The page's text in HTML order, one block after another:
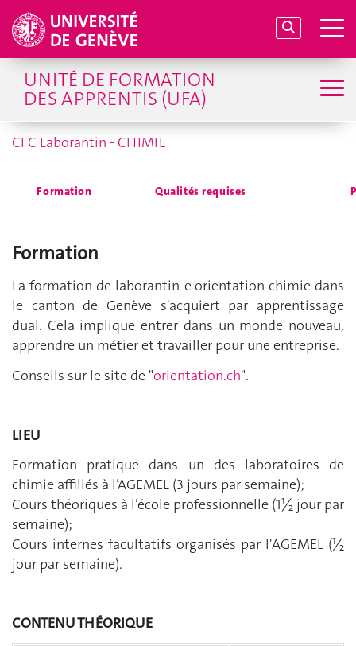
UNITÉ DE FORMATION
DES APPRENTIS (UFA)
CFC Laborantin - CHIMIE
Formation Qualités requises
Formation
La formation de laborantin-e orientation chimie dans
le canton de Genève s'acquiert par apprentissage
dual. Cela implique entrer dans un monde nouveau,
apprendre un métier et travailler pour une entreprise.
Conseils sur le site de "orientation.ch".
LIEU
Formation pratique dans un des laboratoires de
chimie affiliés à l’AGEMEL (3 jours par semaine);
Cours théoriques à l’école professionnelle (1½ jour par
semaine);
Cours internes facultatifs organisés par l'AGEMEL (½
jour par semaine).
CONTENU THÉORIQUE